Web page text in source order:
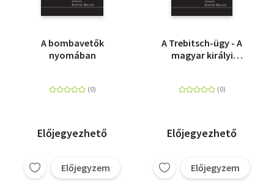
A bombavetők
nyomában
Előjegyezhető
Előjegyzem
A Trebitsch-ügy - A
magyar királyi
Előjegyezhető
Előjegyzem